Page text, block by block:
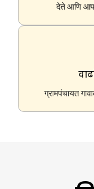
देते आणि
ग्रामपंचायत